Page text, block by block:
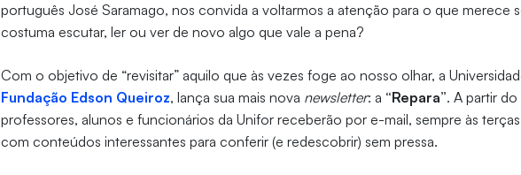
português José Saramago, nos convida a voltarmos a atenção para o que merece
costuma escutar, ler ou ver de novo algo que vale a pena?
Com o objetivo de “revisitar” aquilo que às vezes foge ao nosso olhar, a
Fundação Edson Queiroz, lança sua mais nova newsletter: a “Repara”. A partir
professores, alunos e funcionários da Unifor receberão por e-mail, sempre às
com conteúdos interessantes para conferir (e redescobrir) sem pressa.